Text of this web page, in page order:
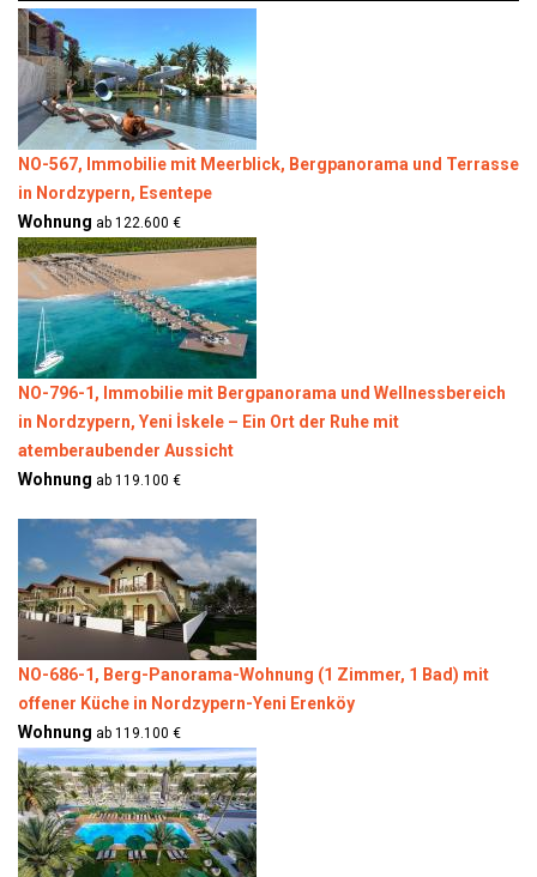
NO-567, Immobilie mit Meerblick, Bergpanorama und Terrasse
in Nordzypern, Esentepe
Wohnung ab 122.600 €
NO-796-1, Immobilie mit Bergpanorama und Wellnessbereich
in Nordzypern, Yeni İskele – Ein Ort der Ruhe mit
atemberaubender Aussicht
Wohnung ab 119.100 €
NO-686-1, Berg-Panorama-Wohnung (1 Zimmer, 1 Bad) mit
offener Küche in Nordzypern-Yeni Erenköy
Wohnung ab 119.100 €